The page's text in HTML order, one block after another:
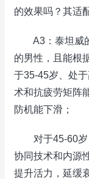
的效果吗？其适
A3：泰坦威的
的男性，且能根
于35-45岁、处
术和抗疲劳矩阵
防机能下滑；
对于45-60岁
协同技术和内源
提升活力，延缓